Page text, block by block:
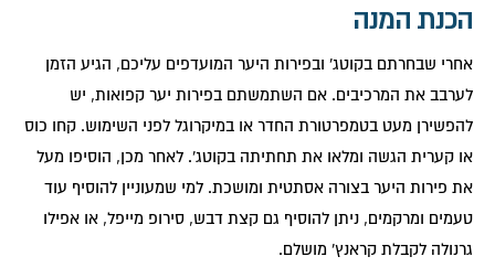
הכנת המנה
אחרי שבחרתם בקוטג' ובפירות היער המועדפים עליכם, הגיע הזמן
לערבב את המרכיבים. אם השתמשתם בפירות יער קפואות, יש
להפשירן מעט בטמפרטורת החדר או במיקרוגל לפני השימוש. קחו כוס
או קערית הגשה ומלאו את תחתיתה בקוטג'. לאחר מכן, הוסיפו מעל
את פירות היער בצורה אסתטית ומושכת. למי שמעוניין להוסיף עוד
טעמים ומרקמים, ניתן להוסיף גם קצת דבש, סירופ מייפל, או אפילו
גרנולה לקבלת קראנץ' מושלם.